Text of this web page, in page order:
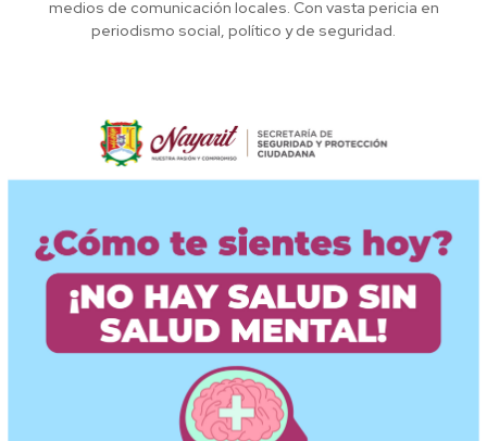
medios de comunicación locales. Con vasta pericia en
periodismo social, político y de seguridad.